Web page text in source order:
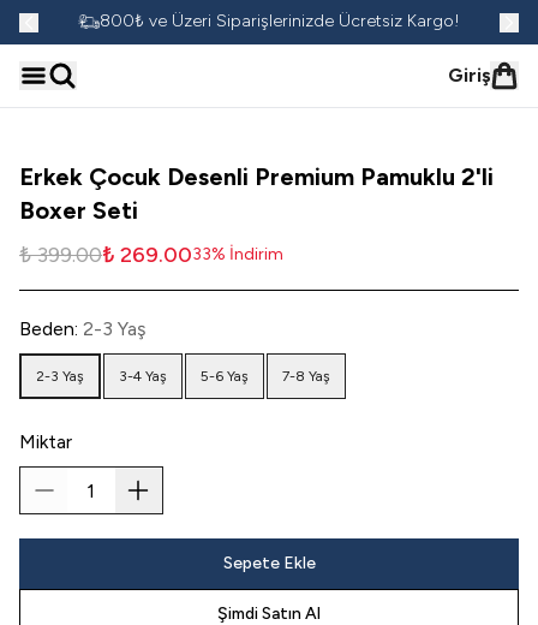
800₺ ve Üzeri Siparişlerinizde Ücretsiz Kargo!
Giriş
Erkek Çocuk Desenli Premium Pamuklu 2'li
Boxer Seti
₺ 399.00₺ 269.0033% İndirim
Beden: 2-3 Yaş
2-3 Yaş 3-4 Yaş 5-6 Yaş 7-8 Yaş
Miktar
Sepete Ekle
Şimdi Satın Al